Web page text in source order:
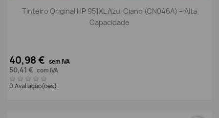
Tinteiro Original HP 951XL Azul Ciano (CN046A) – Alta
Capacidade
40,98 € sem IVA
50,41 € com IVA
0 Avaliação(ões)